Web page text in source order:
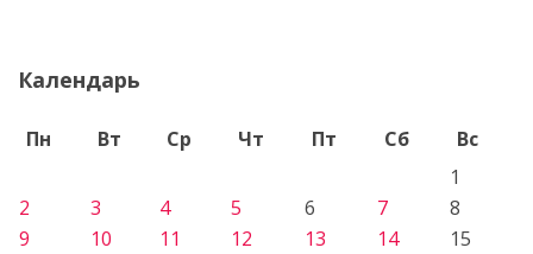
Календарь
Пн Вт Ср Чт Пт Сб
Вс
1
2
3 4 5 6 7
8
9
10 11 12 13 14
15